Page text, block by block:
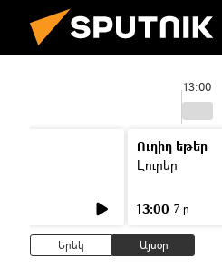
13:00
Ուղիղ եթեր
Լուրեր
13:00 7 ր
Երեկ Այսօր